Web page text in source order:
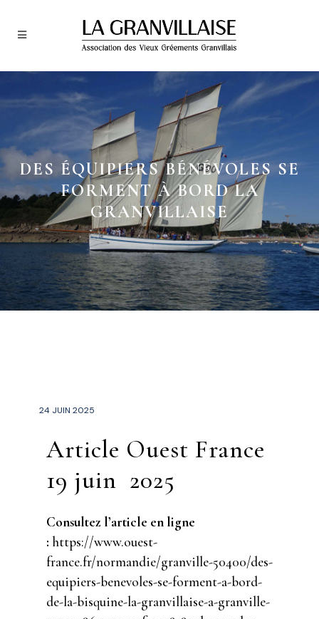
DES ÉQUIPIERS BÉNÉVOLES SE
FORMENT À BORD LA
GRANVILLAISE
24 JUIN 2025
Article Ouest France
19 juin 2025
Consultez l’article en ligne
: https://www.ouest-
france.fr/normandie/granville-50400/des-
equipiers-benevoles-se-forment-a-bord-
de-la-bisquine-la-granvillaise-a-granville-